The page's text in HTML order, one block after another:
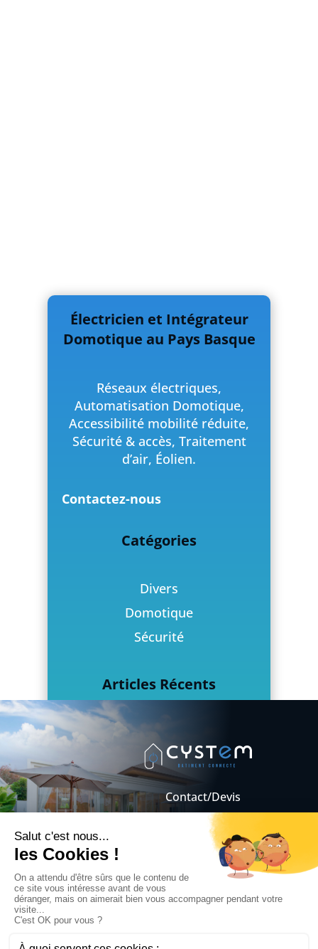
Électricien et Intégrateur
Domotique au Pays Basque
Réseaux électriques,
Automatisation Domotique,
Accessibilité mobilité réduite,
Sécurité & accès, Traitement
d’air, Éolien.
Contactez-nous
Catégories
Divers
Domotique
Sécurité
Articles Récents
Quel système d’alarme
domotique choisir (filaire VS
sans fil) ?
Onduleur hybride :
fonctionnement, avantages et
utilisation en domotique
Serrure connectée Airbnb : 4
modèles pour louer sans stress
3 objets connectés sans fil
Contact/Devis
Mentions légales
Conditions Générales
de Vente